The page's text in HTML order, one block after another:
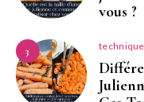
vous ?
3